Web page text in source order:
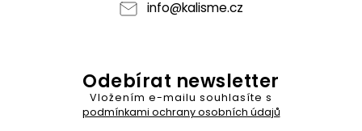
info@kalisme.cz
Odebírat newsletter
Vložením e-mailu souhlasíte s
podmínkami ochrany osobních údajů